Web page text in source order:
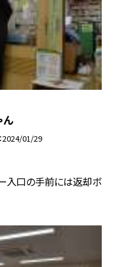
ん
2024/01/29
ー入口の手前には返却ボ